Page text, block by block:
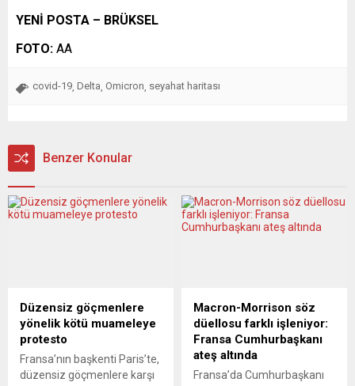
YENİ POSTA – BRÜKSEL
FOTO: AA
covid-19 Delta Omicron seyahat haritası
Benzer Konular
Düzensiz göçmenlere
yönelik kötü muameleye
protesto
Fransa’nın başkenti Paris’te,
düzensiz göçmenlere karşı
Macron-Morrison söz
düellosu farklı işleniyor:
Fransa Cumhurbaşkanı
ateş altında
Fransa’da Cumhurbaşkanı